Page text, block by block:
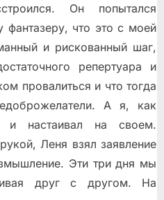
Он попытался
фантазеру, что это с моей
и рискованный шаг,
репертуара и
провалиться и что тогда
А я, как
и настаивал на своем.
Леня взял заявление
Эти три дня мы
друг с другом. На